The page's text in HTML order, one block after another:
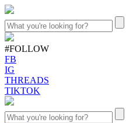
#FOLLOW
FB
IG
THREADS
TIKTOK